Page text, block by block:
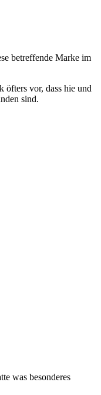
betreffende Marke im
öfters vor, dass hie und
sind.
was besonderes